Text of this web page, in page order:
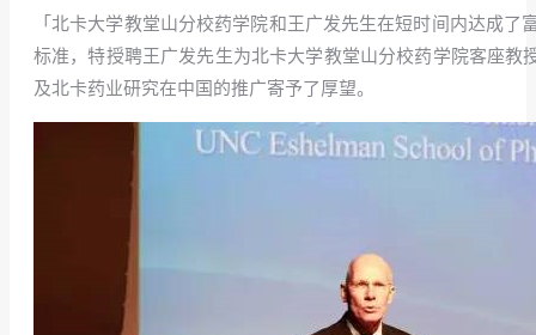
「北卡大学教堂山分校药学院和王广发先生在短时间内达成
标准，特授聘王广发先生为北卡大学教堂山分校药学院客座
及北卡药业研究在中国的推广寄予了厚望。